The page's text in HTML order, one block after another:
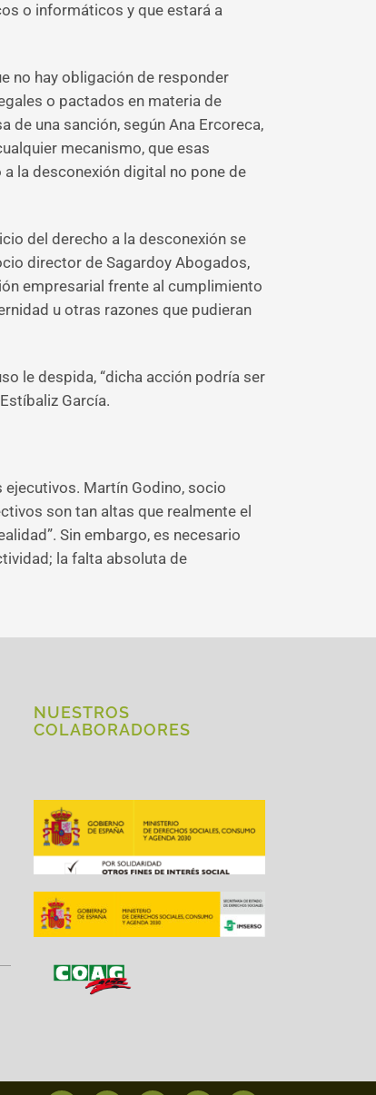
o informáticos y que estará a
no hay obligación de responder
o pactados en materia de
de una sanción, según Ana Ercoreca,
mecanismo, que esas
la desconexión digital no pone de
del derecho a la desconexión se
director de Sagardoy Abogados,
empresarial frente al cumplimiento
u otras razones que pudieran
le despida, “dicha acción podría ser
García.
Martín Godino, socio
son tan altas que realmente el
Sin embargo, es necesario
la falta absoluta de
NUESTROS
COLABORADORES